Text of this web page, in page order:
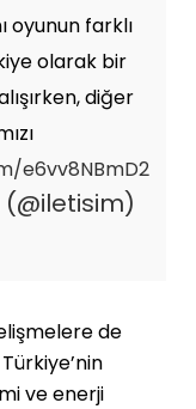
oyunun farklı
olarak bir
diğer
e6vv8NBmD2
(@iletisim)
de
ve enerji